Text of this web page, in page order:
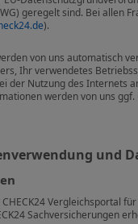
geregelt sind. Bei allen
).
von uns automatisch
Ihr verwendetes
der Nutzung des Internets
werden von uns
und
Vergleichsportal
Sachversicherungen